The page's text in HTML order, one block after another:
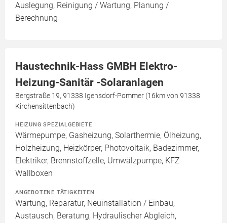
Auslegung, Reinigung / Wartung, Planung /
Berechnung
Haustechnik-Hass GMBH Elektro-
Heizung-Sanitär -Solaranlagen
Bergstraße 19, 91338 Igensdorf-Pommer (16km von 91338
Kirchensittenbach)
HEIZUNG SPEZIALGEBIETE
Wärmepumpe, Gasheizung, Solarthermie, Ölheizung,
Holzheizung, Heizkörper, Photovoltaik, Badezimmer,
Elektriker, Brennstoffzelle, Umwälzpumpe, KFZ
Wallboxen
ANGEBOTENE TÄTIGKEITEN
Wartung, Reparatur, Neuinstallation / Einbau,
Austausch, Beratung, Hydraulischer Abgleich,